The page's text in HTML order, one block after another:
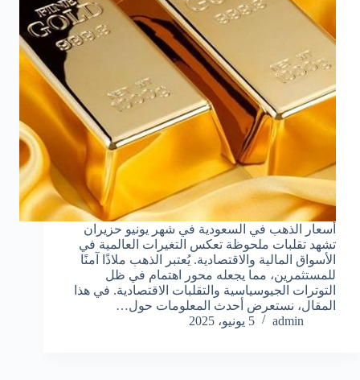
أسعار الذهب في السعودية في شهر يونيو حزيران
تشهد تقلبات ملحوظة تعكس التغيرات العالمية في
الأسواق المالية والاقتصادية. يُعتبر الذهب ملاذًا آمنًا
للمستثمرين، مما يجعله محور اهتمام في ظل
التوترات الجيوسياسية والتقلبات الاقتصادية. في هذا
المقال، نستعرض أحدث المعلومات حول…
admin
5 يونيو، 2025